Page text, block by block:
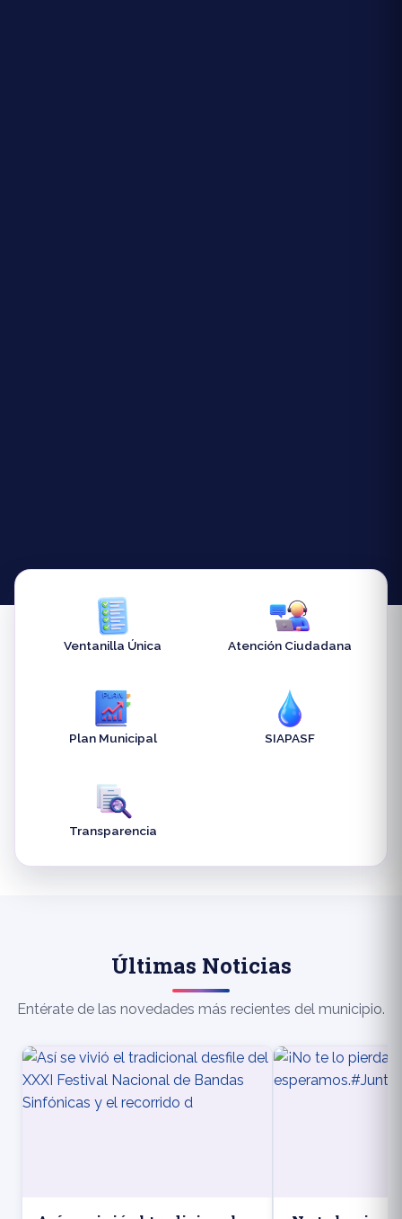
Ventanilla Única Atención Ciudadana
Plan Municipal SIAPASF
Transparencia
Últimas Noticias
Entérate de las novedades más recientes del municipio.